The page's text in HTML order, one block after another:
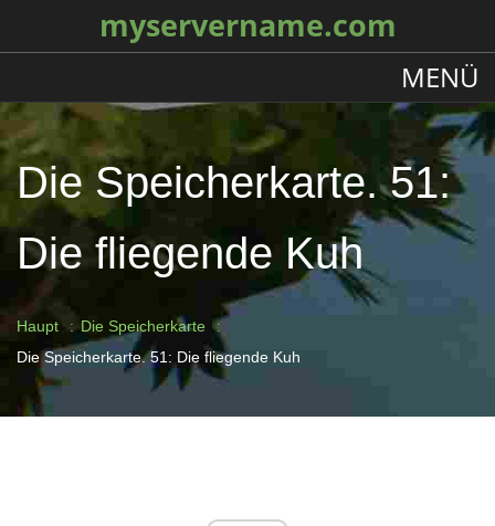
myservername.com
MENÜ
Die Speicherkarte. 51:
Die fliegende Kuh
Haupt
Die Speicherkarte
Die Speicherkarte. 51: Die fliegende Kuh